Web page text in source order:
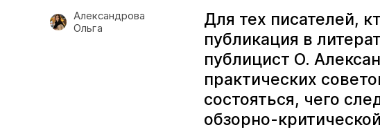
Александрова
Ольга
Для тех писателей,
публикация в
публицист О.
практических
состояться, чего
обзорно-